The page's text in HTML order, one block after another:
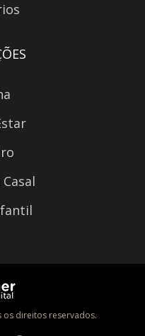
os direitos reservados.